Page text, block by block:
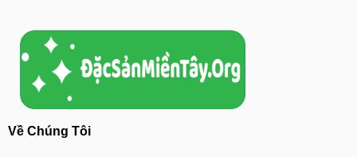
Về Chúng Tôi